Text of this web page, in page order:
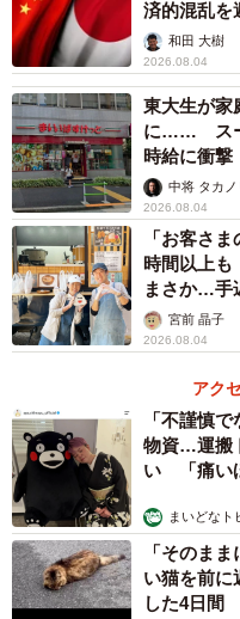
実施。船を修理をするた
入り、4〜5日かけて船体
コストや海への影響につ
──船底が赤いのは万国共
「亜酸化銅は船底塗料成
いる塗料です。原材料が
を追加すると他の色にす
などでは魚に気付かれに
うです」
──塗装作業の手順は。
「最初に船体の水洗いを
ンダーで削り、鉄が露出
後に亜酸化銅を含んだ塗
──塗り直しのタイミング
済的混乱を
和田 大樹
2026.08.04
東大生が家
に…… スー
時給に衝撃
言ってる」
中将 タカノ
2026.08.04
「お客さ
時間以上
まさか…手
はなく、日
宮前 晶子
2026.08.04
アク
「不謹慎
物資…運搬
い 「痛い
まいどなト
「そのま
い猫を前
した4日間